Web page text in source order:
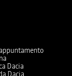
Dacia
Dacia